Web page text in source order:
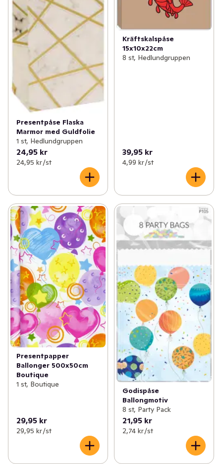
Presentpåse Flaska
Marmor med Guldfolie
1 st, Hedlundgruppen
24,95 kr
24,95 kr /st
Kräftskalspåse
15x10x22cm
8 st, Hedlundgruppen
39,95 kr
4,99 kr /st
Presentpapper
Ballonger 500x50cm
Boutique
1 st, Boutique
29,95 kr
29,95 kr /st
Godispåse
Ballongmotiv
8 st, Party Pack
21,95 kr
2,74 kr /st